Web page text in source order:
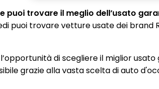
puoi trovare il meglio dell’usato
puoi trovare vetture usate dei brand
di scegliere il miglior
grazie alla vasta scelta di auto